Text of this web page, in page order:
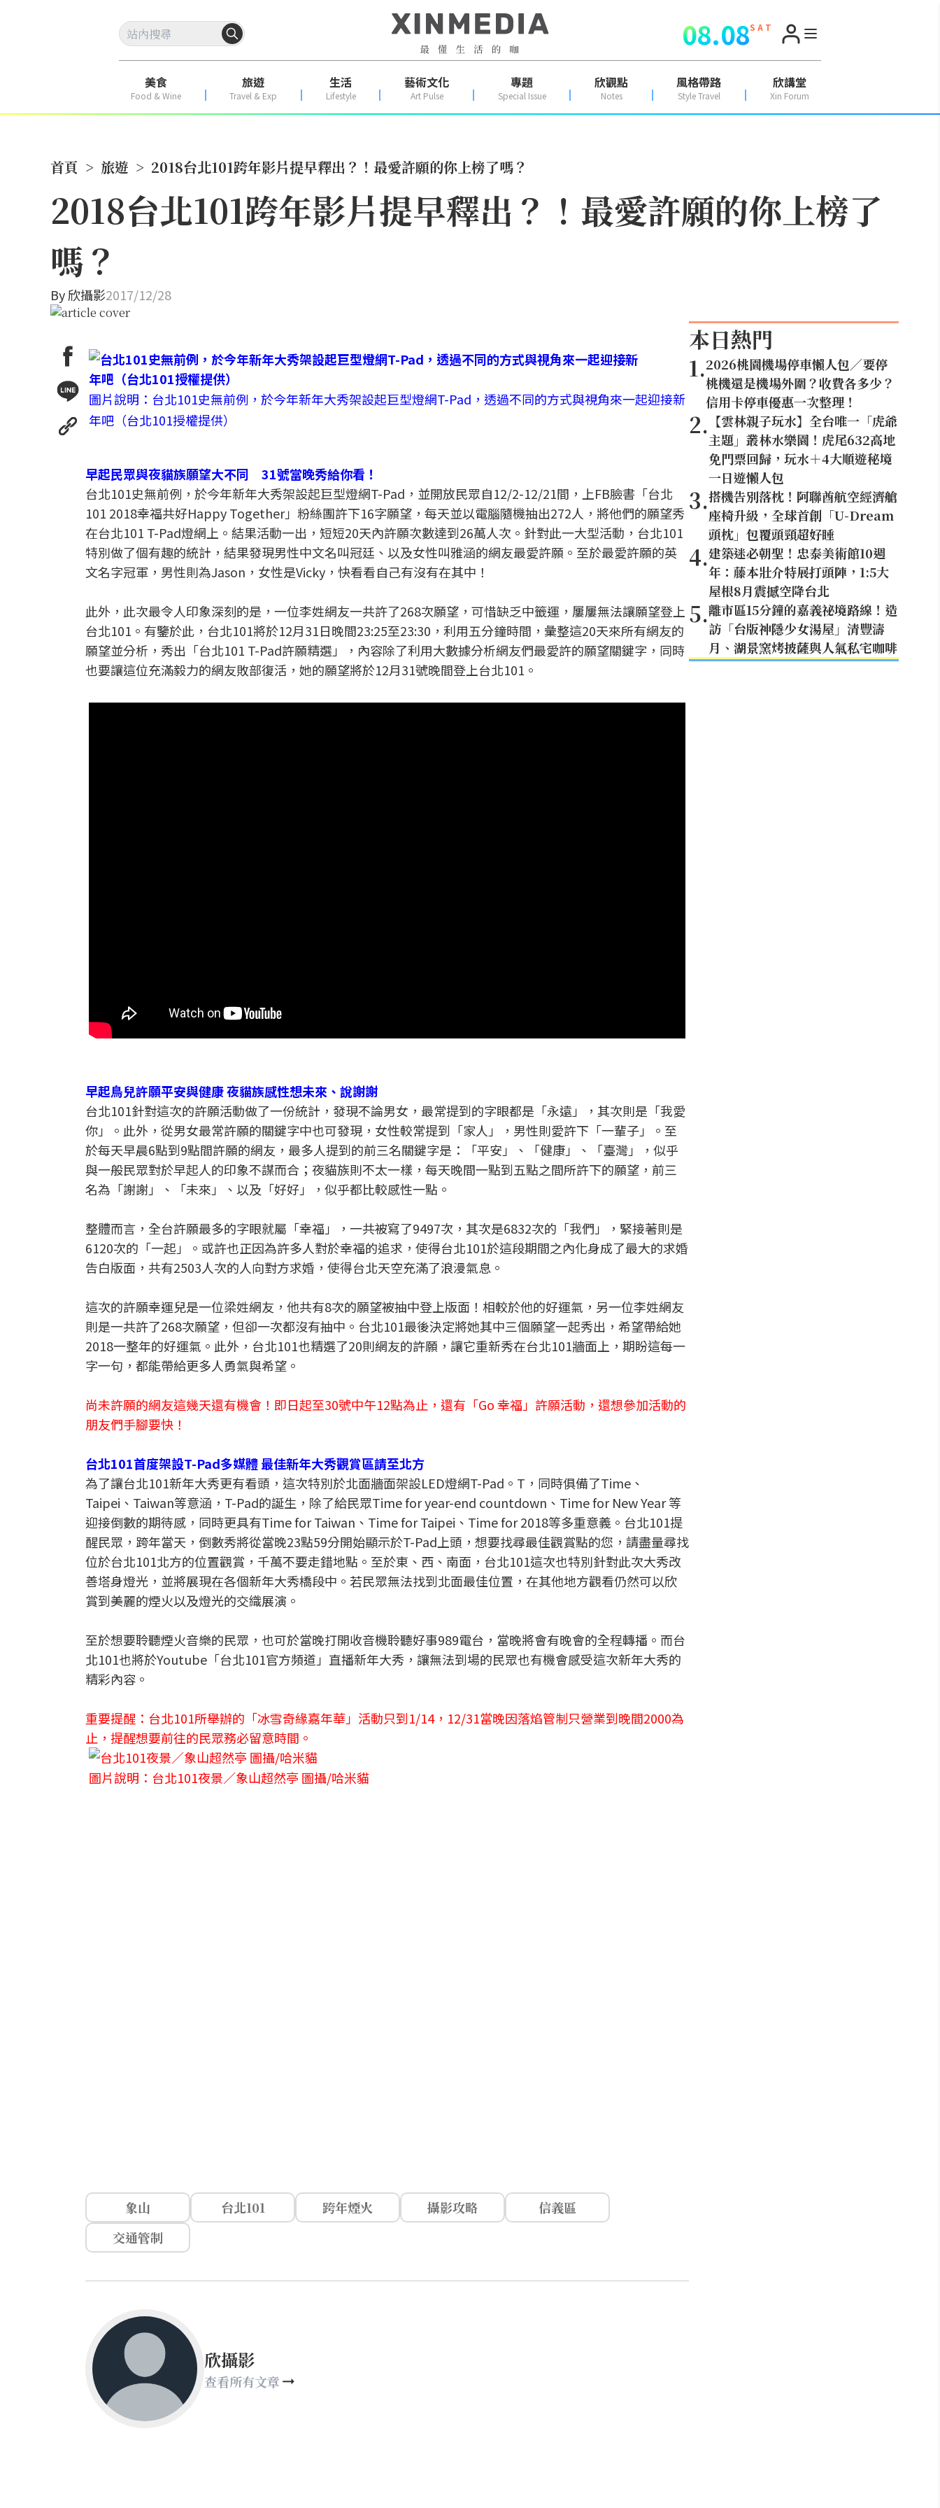
08.08S A T
美食
Food & Wine
旅遊
Travel & Exp
生活
Lifestyle
藝術文化
Art Pulse
專題
Special Issue
欣觀點
Notes
風格帶路
Style Travel
欣講堂
Xin Forum
首頁 > 旅遊 > 2018台北101跨年影片提早釋出？！最愛許願的你上榜了嗎？
2018台北101跨年影片提早釋出？！最愛許願的你上榜了
嗎？
By欣攝影2017/12/28
圖片說明：台北101史無前例，於今年新年大秀架設起巨型燈網T-Pad，透過不同的方式與視角來一起迎接新
年吧（台北101授權提供）
早起民眾與夜貓族願望大不同 31號當晚秀給你看！
台北101史無前例，於今年新年大秀架設起巨型燈網T-Pad，並開放民眾自12/2-12/21間，上FB臉書「台北
101 2018幸福共好Happy Together」粉絲團許下16字願望，每天並以電腦隨機抽出272人，將他們的願望秀
在台北101 T-Pad燈網上。結果活動一出，短短20天內許願次數達到26萬人次。針對此一大型活動，台北101
特別做了個有趣的統計，結果發現男性中文名叫冠廷、以及女性叫雅涵的網友最愛許願。至於最愛許願的英
文名字冠軍，男性則為Jason，女性是Vicky，快看看自己有沒有在其中！
此外，此次最令人印象深刻的是，一位李姓網友一共許了268次願望，可惜缺乏中籤運，屢屢無法讓願望登上
台北101。有鑒於此，台北101將於12月31日晚間23:25至23:30，利用五分鐘時間，彙整這20天來所有網友的
願望並分析，秀出「台北101 T-Pad許願精選」，內容除了利用大數據分析網友們最愛許的願望關鍵字，同時
也要讓這位充滿毅力的網友敗部復活，她的願望將於12月31號晚間登上台北101。
早起鳥兒許願平安與健康 夜貓族感性想未來、說謝謝
台北101針對這次的許願活動做了一份統計，發現不論男女，最常提到的字眼都是「永遠」，其次則是「我愛
你」。此外，從男女最常許願的關鍵字中也可發現，女性較常提到「家人」，男性則愛許下「一輩子」。至
於每天早晨6點到9點間許願的網友，最多人提到的前三名關鍵字是：「平安」、「健康」、「臺灣」，似乎
與一般民眾對於早起人的印象不謀而合；夜貓族則不太一樣，每天晚間一點到五點之間所許下的願望，前三
名為「謝謝」、「未來」、以及「好好」，似乎都比較感性一點。
整體而言，全台許願最多的字眼就屬「幸福」，一共被寫了9497次，其次是6832次的「我們」，緊接著則是
6120次的「一起」。或許也正因為許多人對於幸福的追求，使得台北101於這段期間之內化身成了最大的求婚
告白版面，共有2503人次的人向對方求婚，使得台北天空充滿了浪漫氣息。
這次的許願幸運兒是一位梁姓網友，他共有8次的願望被抽中登上版面！相較於他的好運氣，另一位李姓網友
則是一共許了268次願望，但卻一次都沒有抽中。台北101最後決定將她其中三個願望一起秀出，希望帶給她
2018一整年的好運氣。此外，台北101也精選了20則網友的許願，讓它重新秀在台北101牆面上，期盼這每一
字一句，都能帶給更多人勇氣與希望。
尚未許願的網友這幾天還有機會！即日起至30號中午12點為止，還有「Go 幸福」許願活動，還想參加活動的
朋友們手腳要快！
台北101首度架設T-Pad多媒體 最佳新年大秀觀賞區請至北方
為了讓台北101新年大秀更有看頭，這次特別於北面牆面架設LED燈網T-Pad。T，同時俱備了Time、
Taipei、Taiwan等意涵，T-Pad的誕生，除了給民眾Time for year-end countdown、Time for New Year 等
迎接倒數的期待感，同時更具有Time for Taiwan、Time for Taipei、Time for 2018等多重意義。台北101提
醒民眾，跨年當天，倒數秀將從當晚23點59分開始顯示於T-Pad上頭，想要找尋最佳觀賞點的您，請盡量尋找
位於台北101北方的位置觀賞，千萬不要走錯地點。至於東、西、南面，台北101這次也特別針對此次大秀改
善塔身燈光，並將展現在各個新年大秀橋段中。若民眾無法找到北面最佳位置，在其他地方觀看仍然可以欣
賞到美麗的煙火以及燈光的交織展演。
至於想要聆聽煙火音樂的民眾，也可於當晚打開收音機聆聽好事989電台，當晚將會有晚會的全程轉播。而台
北101也將於Youtube「台北101官方頻道」直播新年大秀，讓無法到場的民眾也有機會感受這次新年大秀的
精彩內容。
重要提醒：台北101所舉辦的「冰雪奇緣嘉年華」活動只到1/14，12/31當晚因落焰管制只營業到晚間2000為
止，提醒想要前往的民眾務必留意時間。
圖片說明：台北101夜景／象山超然亭 圖攝/哈米貓
象山 台北101 跨年煙火 攝影攻略
信義區
交通管制
欣攝影
查看所有文章
本日熱門
1.2026桃園機場停車懶人包／要停
桃機還是機場外圍？收費各多少？
信用卡停車優惠一次整理！
2. 【雲林親子玩水】全台唯一「虎爺
主題」叢林水樂園！虎尾632高地
免門票回歸，玩水＋4大順遊秘境
一日遊懶人包
3.搭機告別落枕！阿聯酋航空經濟艙
座椅升級，全球首創「U-Dream
頭枕」包覆頭頸超好睡
4.建築迷必朝聖！忠泰美術館10週
年：藤本壯介特展打頭陣，1:5大
屋根8月震撼空降台北
5.離市區15分鐘的嘉義祕境路線！造
訪「台版神隱少女湯屋」清豐濤
月、湖景窯烤披薩與人氣私宅咖啡